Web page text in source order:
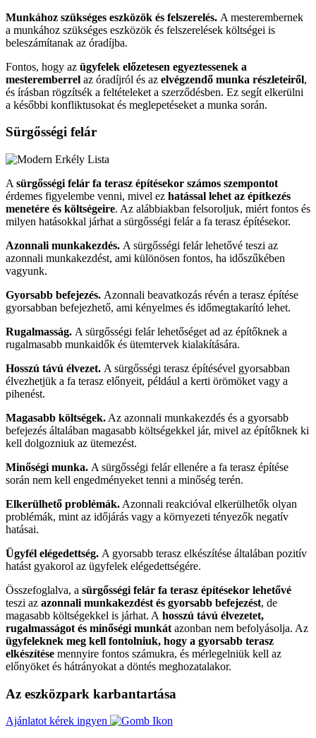
Munkához szükséges eszközök és felszerelés. A mesterembernek
a munkához szükséges eszközök és felszerelések költségei is
beleszámítanak az óradíjba.
Fontos, hogy az ügyfelek előzetesen egyeztessenek a
mesteremberrel az óradíjról és az elvégzendő munka részleteiről,
és írásban rögzítsék a feltételeket a szerződésben. Ez segít elkerülni
a későbbi konfliktusokat és meglepetéseket a munka során.
Sürgősségi felár
A sürgősségi felár fa terasz építésekor számos szempontot
érdemes figyelembe venni, mivel ez hatással lehet az építkezés
menetére és költségeire. Az alábbiakban felsoroljuk, miért fontos és
milyen hatásokkal járhat a sürgősségi felár a fa terasz építésekor.
Azonnali munkakezdés. A sürgősségi felár lehetővé teszi az
azonnali munkakezdést, ami különösen fontos, ha időszűkében
vagyunk.
Gyorsabb befejezés. Azonnali beavatkozás révén a terasz építése
gyorsabban befejezhető, ami kényelmes és időmegtakarító lehet.
Rugalmasság. A sürgősségi felár lehetőséget ad az építőknek a
rugalmasabb munkaidők és ütemtervek kialakítására.
Hosszú távú élvezet. A sürgősségi terasz építésével gyorsabban
élvezhetjük a fa terasz előnyeit, például a kerti örömöket vagy a
pihenést.
Magasabb költségek. Az azonnali munkakezdés és a gyorsabb
befejezés általában magasabb költségekkel jár, mivel az építőknek ki
kell dolgozniuk az ütemezést.
Minőségi munka. A sürgősségi felár ellenére a fa terasz építése
során nem kell engedményeket tenni a minőség terén.
Elkerülhető problémák. Azonnali reakcióval elkerülhetők olyan
problémák, mint az időjárás vagy a környezeti tényezők negatív
hatásai.
Ügyfél elégedettség. A gyorsabb terasz elkészítése általában pozitív
hatást gyakorol az ügyfelek elégedettségére.
Összefoglalva, a sürgősségi felár fa terasz építésekor lehetővé
teszi az azonnali munkakezdést és gyorsabb befejezést, de
magasabb költségekkel is járhat. A hosszú távú élvezetet,
rugalmasságot és minőségi munkát azonban nem befolyásolja. Az
ügyfeleknek meg kell fontolniuk, hogy a gyorsabb terasz
elkészítése mennyire fontos számukra, és mérlegelniük kell az
előnyöket és hátrányokat a döntés meghozatalakor.
Az eszközpark karbantartása
Ajánlatot kérek ingyen